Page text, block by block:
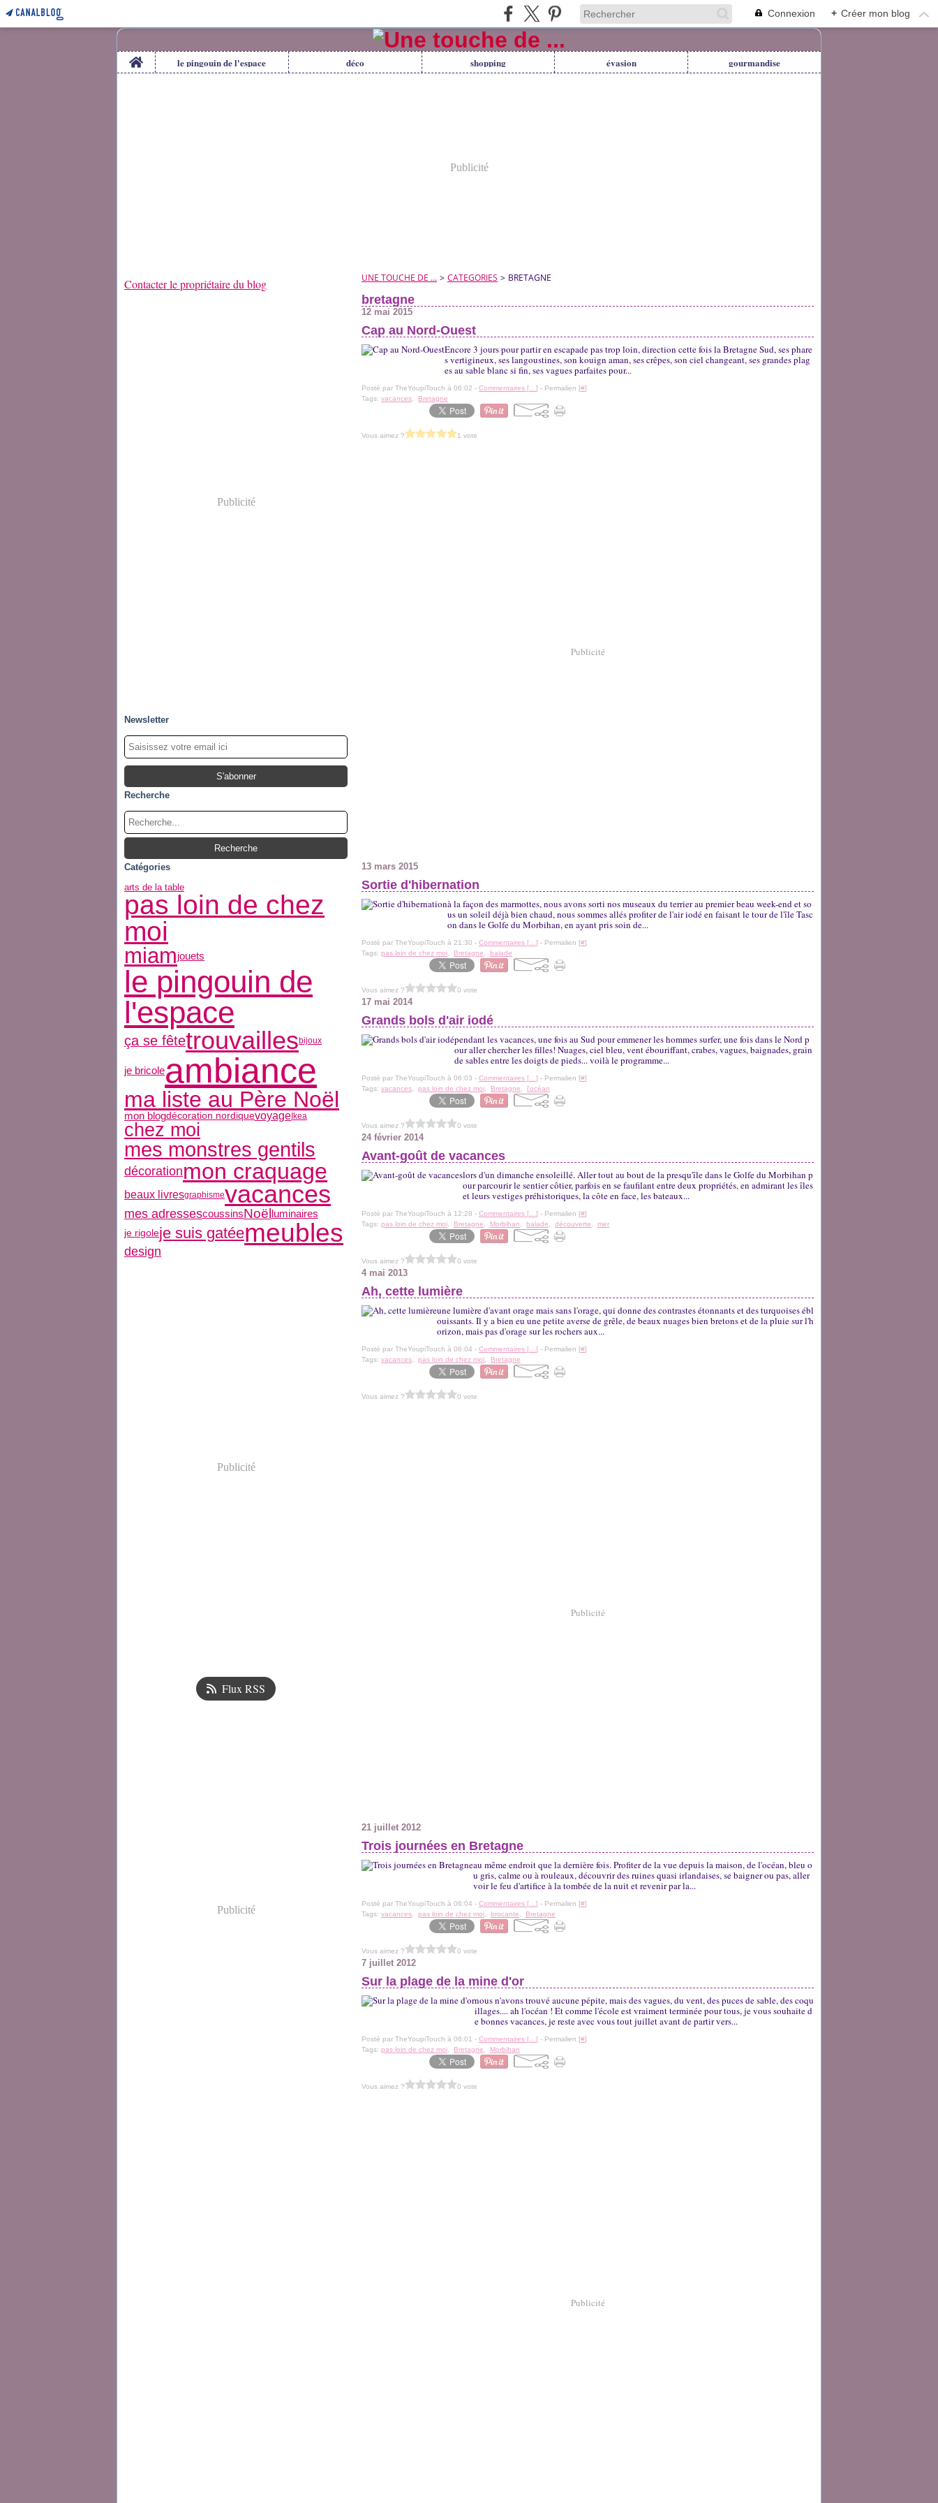
Connexion + Créer mon blog
Home le pingouin de l'espace déco shopping évasion gourmandise
Publicité
Contacter le propriétaire du blog
Publicité
Newsletter
Recherche
Catégories
arts de la table
pas loin de chez
moi
miamjouets
le pingouin de
l'espace
ça se fêtetrouvaillesbijoux
je bricoleambiance
ma liste au Père Noël
mon blogdécoration nordiquevoyageIkea
chez moi
mes monstres gentils
décorationmon craquage
beaux livresgraphismevacances
mes adressescoussinsNoël luminaires
je rigoleje suis gatéemeubles
design
Publicité
Flux RSS
Publicité
UNE TOUCHE DE ... > CATEGORIES > BRETAGNE
bretagne
12 mai 2015
Cap au Nord-Ouest
Encore 3 jours pour partir en escapade pas trop loin, direction cette fois la Bretagne Sud, ses phare
s vertigineux, ses langoustines, son kouign aman, ses crêpes, son ciel changeant, ses grandes plag
es au sable blanc si fin, ses vagues parfaites pour...
Posté par TheYoupiTouch à 06:02 - Commentaires [ ] - Permalien [#]
Tags: vacances Bretagne
Vous aimez ? 1 vote
Publicité
13 mars 2015
Sortie d'hibernation
à la façon des marmottes, nous avons sorti nos museaux du terrier au premier beau week-end et so
us un soleil déjà bien chaud, nous sommes allés profiter de l'air iodé en faisant le tour de l'île Tasc
on dans le Golfe du Morbihan, en ayant pris soin de...
Posté par TheYoupiTouch à 21:30 - Commentaires [ ] - Permalien [#]
Tags: pas loin de chez moi Bretagne balade
Vous aimez ? 0 vote
17 mai 2014
Grands bols d'air iodé
pendant les vacances, une fois au Sud pour emmener les hommes surfer, une fois dans le Nord p
our aller chercher les filles! Nuages, ciel bleu, vent ébouriffant, crabes, vagues, baignades, grain
de sables entre les doigts de pieds... voilà le programme...
Posté par TheYoupiTouch à 06:03 - Commentaires [ ] - Permalien [#]
Tags: vacances pas loin de chez moi Bretagne l'océan
Vous aimez ? 0 vote
24 février 2014
Avant-goût de vacances
lors d'un dimanche ensoleillé. Aller tout au bout de la presqu'île dans le Golfe du Morbihan p
our parcourir le sentier côtier, parfois en se faufilant entre deux propriétés, en admirant les îles
et leurs vestiges préhistoriques, la côte en face, les bateaux...
Posté par TheYoupiTouch à 12:28 - Commentaires [ ] - Permalien [#]
Tags: pas loin de chez moi Bretagne Morbihan balade découverte mer
Vous aimez ? 0 vote
4 mai 2013
Ah, cette lumière
une lumière d'avant orage mais sans l'orage, qui donne des contrastes étonnants et des turquoises ébl
ouissants. Il y a bien eu une petite averse de grêle, de beaux nuages bien bretons et de la pluie sur l'h
orizon, mais pas d'orage sur les rochers aux...
Posté par TheYoupiTouch à 06:04 - Commentaires [ ] - Permalien [#]
Tags: vacances pas loin de chez moi Bretagne
Vous aimez ? 0 vote
Publicité
21 juillet 2012
Trois journées en Bretagne
au même endroit que la dernière fois. Profiter de la vue depuis la maison, de l'océan, bleu o
u gris, calme ou à rouleaux, découvrir des ruines quasi irlandaises, se baigner ou pas, aller
voir le feu d'artifice à la tombée de la nuit et revenir par la...
Posté par TheYoupiTouch à 06:04 - Commentaires [ ] - Permalien [#]
Tags: vacances pas loin de chez moi brocante Bretagne
Vous aimez ? 0 vote
7 juillet 2012
Sur la plage de la mine d'or
nous n'avons trouvé aucune pépite, mais des vagues, du vent, des puces de sable, des coqu
illages.... ah l'océan ! Et comme l'école est vraiment terminée pour tous, je vous souhaite d
e bonnes vacances, je reste avec vous tout juillet avant de partir vers...
Posté par TheYoupiTouch à 06:01 - Commentaires [ ] - Permalien [#]
Tags: pas loin de chez moi Bretagne Morbihan
Vous aimez ? 0 vote
Publicité